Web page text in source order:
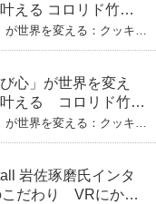
える コロリド竹内
響力」のため。愛と
世界を変える：クッキー
心」が世界を変え
える コロリド竹内
地に込めた「誰でも
世界を変える：クッキー
岩佐琢磨氏インタ
だわり VRにかけ